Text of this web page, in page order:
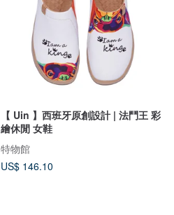
【 Uin 】西班牙原創設計 | 法鬥王 彩
繪休閒 女鞋
特物館
US$ 146.10